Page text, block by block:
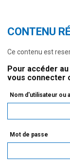
CONTENU
Ce contenu est
Pour accéder
vous connecter
Nom d'utilisateur ou
Mot de passe